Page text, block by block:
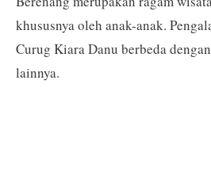
khususnya oleh anak-anak.
Curug Kiara Danu berbeda
lainnya.